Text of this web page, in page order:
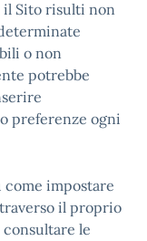
il Sito risulti non
o non
potrebbe
preferenze ogni
impostare
il proprio
le